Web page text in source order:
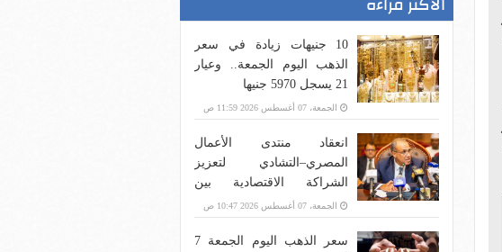
10 جنيهات زيادة في سعر
الذهب اليوم الجمعة.. وعيار
21 يسجل 5970 جنيها
الجمعة، 07 أغسطس 2026 11:59 ص
انعقاد منتدى الأعمال
المصري–التشادي لتعزيز
الشراكة الاقتصادية بين
البلدين
الجمعة، 07 أغسطس 2026 10:47 ص
سعر الذهب اليوم الجمعة 7